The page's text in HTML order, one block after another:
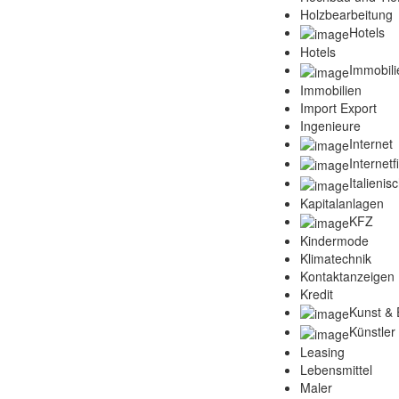
Holzbearbeitung
Hotels
Hotels
Immobilien
Import Export
Ingenieure
Internet
Kapitalanlagen
KFZ
Kindermode
Klimatechnik
Kontaktanzeigen
Kredit
Kunst &
Künstler
Leasing
Lebensmittel
Maler